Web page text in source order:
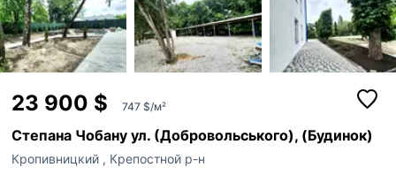
23 900 $ 747 $/м²
Степана Чобану ул. (Добровольського), (Будинок)
Кропивницкий , Крепостной р-н